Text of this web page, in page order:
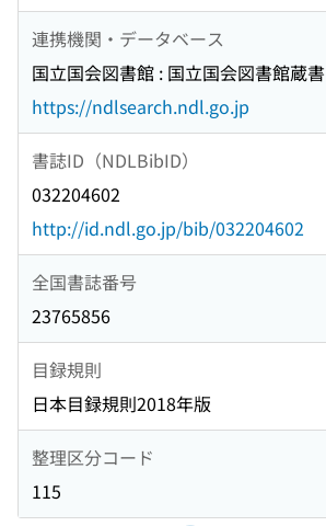
連携機関・データベース
国立国会図書館 : 国立国会図書館蔵書
https://ndlsearch.ndl.go.jp
書誌ID（NDLBibID）
032204602
http://id.ndl.go.jp/bib/032204602
全国書誌番号
23765856
目録規則
日本目録規則2018年版
整理区分コード
115